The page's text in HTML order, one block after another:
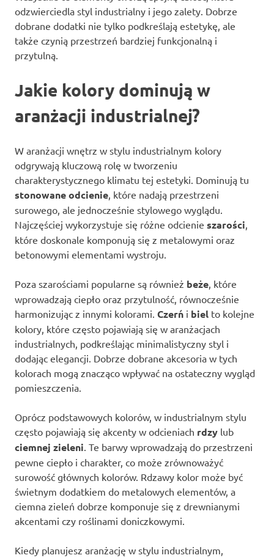
odzwierciedla styl industrialny i jego zalety. Dobrze
dobrane dodatki nie tylko podkreślają estetykę, ale
także czynią przestrzeń bardziej funkcjonalną i
przytulną.
Jakie kolory dominują w
aranżacji industrialnej?
W aranżacji wnętrz w stylu industrialnym kolory
odgrywają kluczową rolę w tworzeniu
charakterystycznego klimatu tej estetyki. Dominują tu
stonowane odcienie , które nadają przestrzeni
surowego, ale jednocześnie stylowego wyglądu.
Najczęściej wykorzystuje się różne odcienie szarości
które doskonale komponują się z metalowymi oraz
betonowymi elementami wystroju.
Poza szarościami popularne są również beże , które
wprowadzają ciepło oraz przytulność, równocześnie
harmonizując z innymi kolorami. Czerń i biel to kolejne
kolory, które często pojawiają się w aranżacjach
industrialnych, podkreślając minimalistyczny styl i
dodając elegancji. Dobrze dobrane akcesoria w tych
kolorach mogą znacząco wpływać na ostateczny wygląd
pomieszczenia.
Oprócz podstawowych kolorów, w industrialnym stylu
często pojawiają się akcenty w odcieniach rdzy lub
ciemnej zieleni . Te barwy wprowadzają do przestrzeni
pewne ciepło i charakter, co może zrównoważyć
surowość głównych kolorów. Rdzawy kolor może być
świetnym dodatkiem do metalowych elementów, a
ciemna zieleń dobrze komponuje się z drewnianymi
akcentami czy roślinami doniczkowymi.
Kiedy planujesz aranżację w stylu industrialnym,